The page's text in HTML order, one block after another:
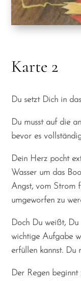
Karte 2
Du setzt Dich in
Du musst auf die
bevor es
Dein Herz pocht
Wasser um das
Angst, vom Strom
umgeworfen zu
Doch Du weißt, Du
wichtige Aufgabe
erfüllen kannst. Du
Der Regen